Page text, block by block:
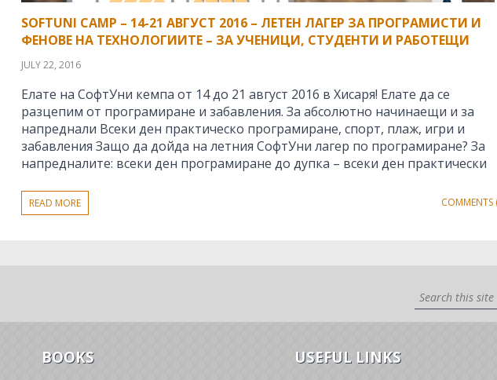
SOFTUNI CAMP – 14-21 АВГУСТ 2016 – ЛЕТЕН ЛАГЕР ЗА ПРОГРАМИСТИ И
ФЕНОВЕ НА ТЕХНОЛОГИИТЕ – ЗА УЧЕНИЦИ, СТУДЕНТИ И РАБОТЕЩИ
JULY 22, 2016
Елате на СофтУни кемпа от 14 до 21 август 2016 в Хисаря! Елате да се
разцепим от програмиране и забавления. За абсолютно начинаещи и за
напреднали Всеки ден практическо програмиране, спорт, плаж, игри и
забавления Защо да дойда на летния СофтУни лагер по програмиране? За
напредналите: всеки ден програмиране до дупка – всеки ден практически
READ MORE COMMENTS
BOOKS USEFUL LINKS